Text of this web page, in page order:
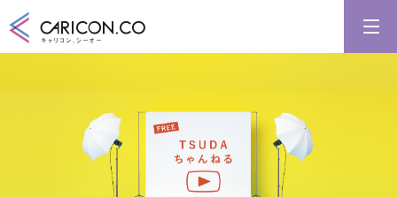
キャリコンシーオーとは
キャリアコンサルタントとは